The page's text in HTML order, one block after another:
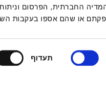
החברתית, הפרסום
או שהם אספו בעקבות
תעדוף
בשפה פשוטה וברורה
לכלל תתי האתרים
בדפוס השימוש המקובל עם